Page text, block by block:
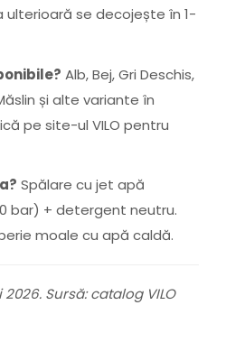
ulterioară se decojește în 1-
Alb, Bej, Gri Deschis,
și alte variante în
pe site-ul VILO pentru
Spălare cu jet apă
bar) + detergent neutru.
moale cu apă caldă.
Sursă: catalog VILO